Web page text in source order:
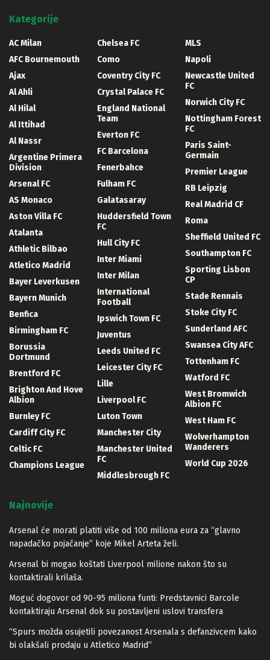
Kategorije
AC Milan
AFC Bournemouth
Ajax
Al Ahli
Al Hilal
Al Ittihad
Al Nassr
Argentine Primera
Division
Arsenal FC
AS Monaco
Aston Villa FC
Atalanta
Athletic Bilbao
Atletico Madrid
Bayer Leverkusen
Bayern Munich
Benfica
Birmingham FC
Borussia
Dortmund
Brentford FC
Brighton And Hove
Albion
Burnley FC
Cardiff City FC
Celtic FC
Champions League
Chelsea FC
Como
Coventry City FC
Crystal Palace FC
England National
Team
Everton FC
FC Barcelona
Fenerbahce
Fulham FC
Galatasaray
Huddersfield Town
FC
Hull City FC
Inter Miami
Inter Milan
International
Football
Ipswich Town FC
Juventus
Leeds United FC
Leicester City FC
Lille
Liverpool FC
Luton Town
Manchester City
Manchester United
FC
Middlesbrough FC
MLS
Napoli
Newcastle United
FC
Norwich City FC
Nottingham Forest
FC
Paris Saint-
Germain
Premier League
RB Leipzig
Real Madrid CF
Roma
Sheffield United FC
Southampton FC
Sporting Lisbon
CP
Stade Rennais
Stoke City FC
Sunderland AFC
Swansea City AFC
Tottenham FC
Watford FC
West Bromwich
Albion FC
West Ham FC
Wolverhampton
Wanderers
World Cup 2026
Najnovije
Arsenal će morati platiti više od 100 miliona eura za “glavno
napadačko pojačanje” koje Mikel Arteta želi.
Arsenal bi mogao koštati Liverpool milione nakon što su
kontaktirali krilaša.
Moguć dogovor od 90-95 miliona funti: Predstavnici Barcole
kontaktiraju Arsenal dok su postavljeni uslovi transfera
“Spurs možda osujetili povezanost Arsenala s defanzivcem kako
bi olakšali prodaju u Atletico Madrid”